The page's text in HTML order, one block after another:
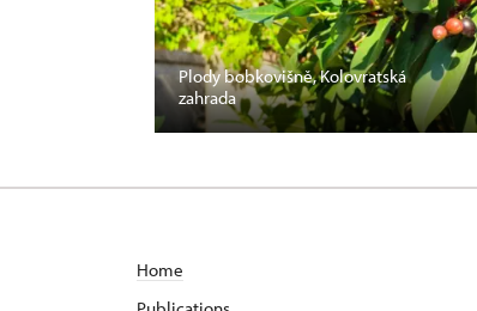
Plody bobkovišně, Kolovratská
zahrada
Home